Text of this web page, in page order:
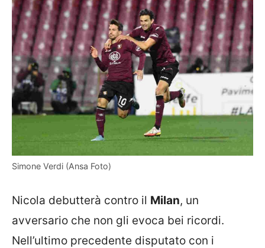
Simone Verdi (Ansa Foto)
Nicola debutterà contro il Milan, un
avversario che non gli evoca bei ricordi.
Nell’ultimo precedente disputato con i